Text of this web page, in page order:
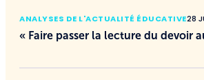
ANALYSES DE L'ACTUALITÉ ÉDUCATIVE28
« Faire passer la lecture du devoir